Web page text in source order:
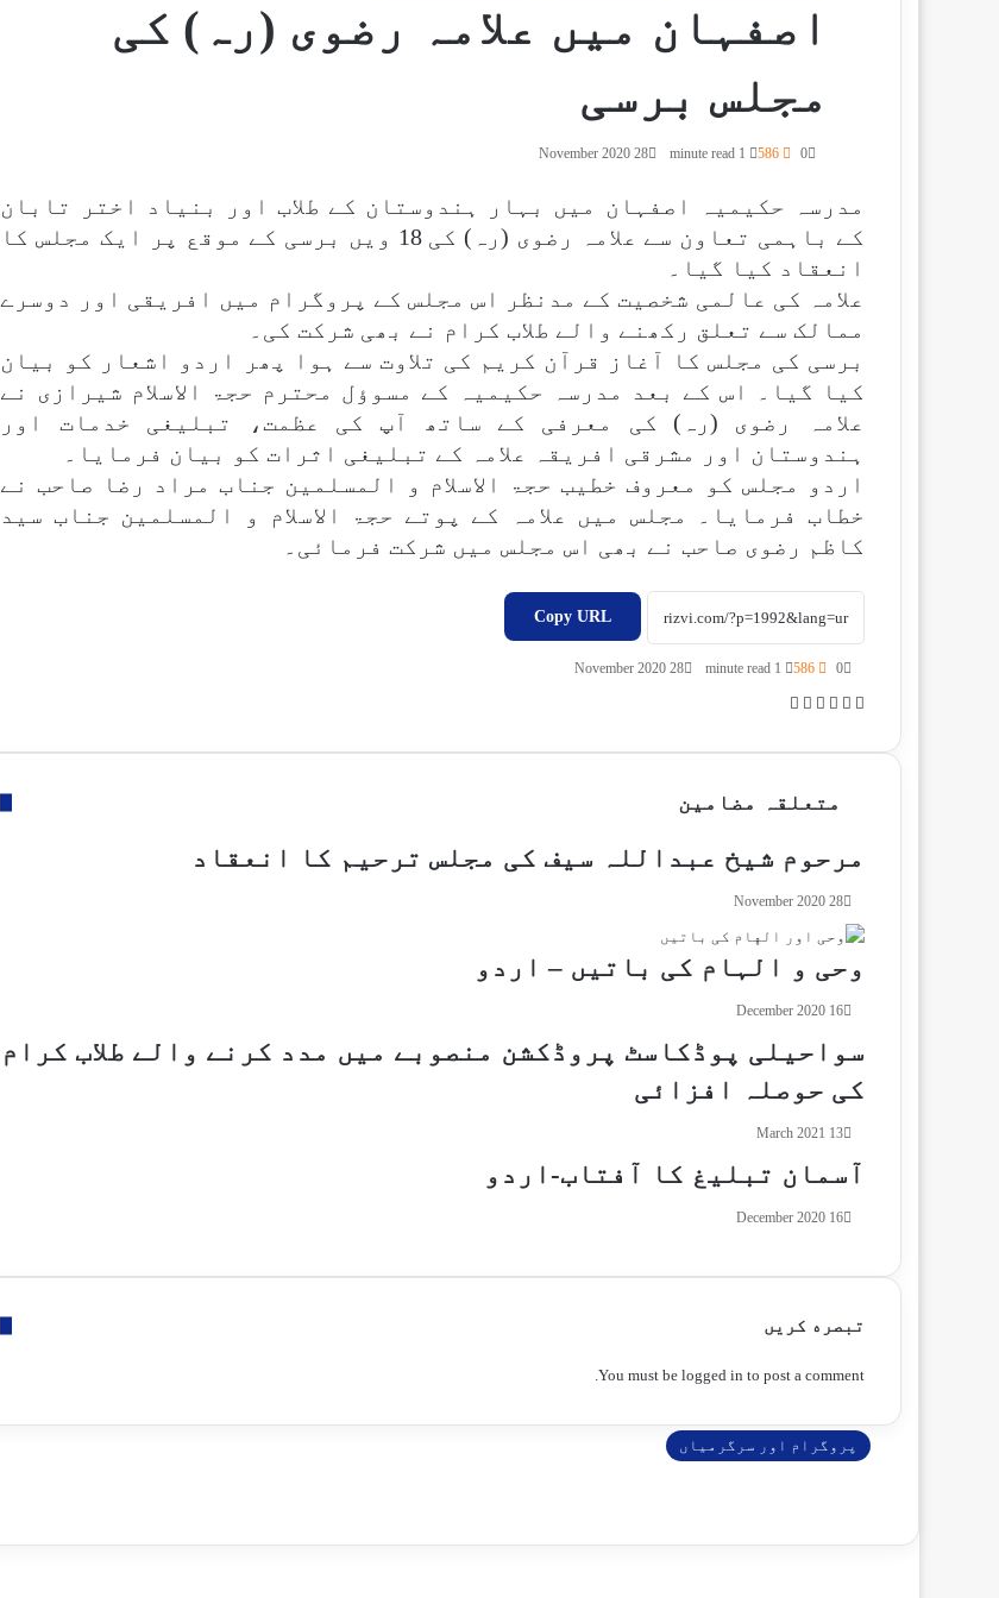
اصفہان میں علامہ رضوی (رہ) کی
مجلس برسی
28 November 2020 0
586
مدرسہ حکیمیہ اصفہان میں بہار ہندوستان کے طلاب اور بنیاد اختر تابان
کے باہمی تعاون سے علامہ رضوی (رہ) کی 18 ویں برسی کے موقع پر ایک مجلس کا
انعقاد کیا گیا۔
علامہ کی عالمی شخصیت کے مدنظر اس مجلس کے پروگرام میں افریقی اور دوسرے
ممالک سے تعلق رکھنے والے طلاب کرام نے بھی شرکت کی۔
برسی کی مجلس کا آغاز قرآن کریم کی تلاوت سے ہوا پھر اردو اشعار کو بیان
کیا گیا۔ اس کے بعد مدرسہ حکیمیہ کے مسوؤل محترم حجۃ الاسلام شیرازی نے
علامہ رضوی (رہ) کی معرفی کے ساتھ آپ کی عظمت، تبلیغی خدمات اور
ہندوستان اور مشرقی افریقہ علامہ کے تبلیغی اثرات کو بیان فرمایا۔
اردو مجلس کو معروف خطیب حجۃ الاسلام و المسلمین جناب مراد رضا صاحب نے
خطاب فرمایا۔ مجلس میں علامہ کے پوتے حجۃ الاسلام و المسلمین جناب سید
کاظم رضوی صاحب نے بھی اس مجلس میں شرکت فرمائی۔
Copy URL
28 November 2020 0
586
F
c
X
W
a
s
T
l
g
m
S
a
e
E
i
l
i
t
متعلقہ مضامین
مرحوم شیخ عبداللہ سیف کی مجلس ترحیم کا انعقاد
28 November 2020
وحی و الہام کی باتیں – اردو
16 December 2020
سواحیلی پوڈکاسٹ پروڈکشن منصوبے میں مدد کرنے والے طلاب کرام
کی حوصلہ افزائی
13 March 2021
آسمان تبلیغ کا آفتاب-اردو
16 December 2020
تبصره کریں
You must be logged in to post a comment.
پروگرام اور سرگرمیاں